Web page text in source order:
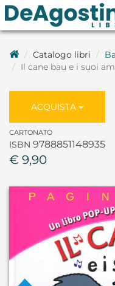
Catalogo libri
Il cane bau e i suoi
ACQUISTA
CARTONATO
ISBN 9788851148935
€ 9,90